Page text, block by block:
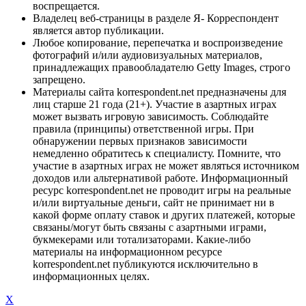
воспрещается.
Владелец веб-страницы в разделе Я- Корреспондент
является автор публикации.
Любое копирование, перепечатка и воспроизведение
фотографий и/или аудиовизуальных материалов,
принадлежащих правообладателю Getty Images, строго
запрещено.
Материалы сайта korrespondent.net предназначены для
лиц старше 21 года (21+). Участие в азартных играх
может вызвать игровую зависимость. Соблюдайте
правила (принципы) ответственной игры. При
обнаружении первых признаков зависимости
немедленно обратитесь к специалисту. Помните, что
участие в азартных играх не может являться источником
доходов или альтернативой работе. Информационный
ресурс korrespondent.net не проводит игры на реальные
и/или виртуальные деньги, сайт не принимает ни в
какой форме оплату ставок и других платежей, которые
связаны/могут быть связаны с азартными играми,
букмекерами или тотализаторами. Какие-либо
материалы на информационном ресурсе
korrespondent.net публикуются исключительно в
информационных целях.
X